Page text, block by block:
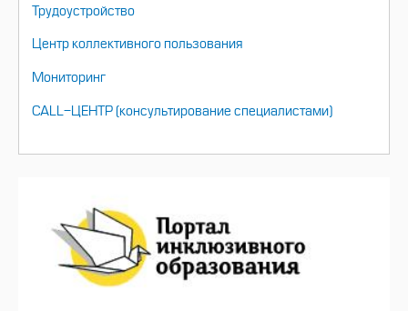
Трудоустройство
Центр коллективного пользования
Мониторинг
CALL-ЦЕНТР (консультирование специалистами)